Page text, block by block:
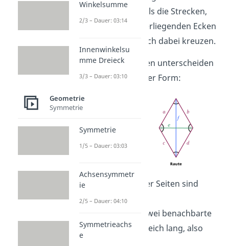
erkennst du sie als die Strecken,
die die gegenüberliegenden Ecken
verbinden und sich dabei kreuzen.
Die beiden Figuren unterscheiden
sich jedoch in ihrer Form:
Alle vier Seiten sind
gleich lang.
Je zwei benachbarte
Seiten sind gleich lang, also
Winkelsumme
2/3 – Dauer: 03:14
Innenwinkelsu
mme Dreieck
3/3 – Dauer: 03:10
Geometrie
Symmetrie
Symmetrie
1/5 – Dauer: 03:03
Achsensymmetr
ie
2/5 – Dauer: 04:10
Symmetrieachs
e